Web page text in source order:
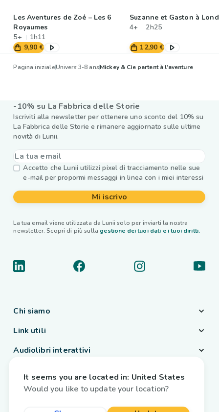
Les Aventures de Zoé – Les 6
Royaumes
5+
1h11
9,90 €
Suzanne et Gaston à
4+
2h25
12,90 €
Pagina inizialeUnivers 3-8 ansMickey & Cie partent à l’aventure
-10% su La Fabbrica delle Storie
Iscriviti alla newsletter per ottenere uno sconto del 10% su
La Fabbrica delle Storie e rimanere aggiornato sulle ultime
novità di Lunii.
Accetto che Lunii utilizzi pixel di tracciamento nelle sue
e-mail per propormi messaggi in linea con i miei interessi
Mi iscrivo
La tua email viene utilizzata da Lunii solo per inviarti la nostra
newsletter. Scopri di più sulla gestione dei tuoi dati e i tuoi diritti.
Chi siamo
Link utili
Audiolibri interattivi
Italia / Italiano
It seems you are located in: United States
Would you like to update your location?